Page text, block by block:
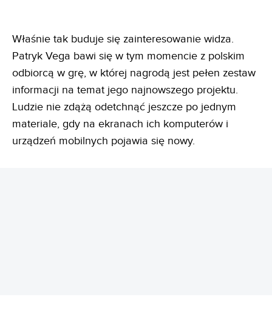
Właśnie tak buduje się zainteresowanie widza.
Patryk Vega bawi się w tym momencie z polskim
odbiorcą w grę, w której nagrodą jest pełen zestaw
informacji na temat jego najnowszego projektu.
Ludzie nie zdążą odetchnąć jeszcze po jednym
materiale, gdy na ekranach ich komputerów i
urządzeń mobilnych pojawia się nowy.